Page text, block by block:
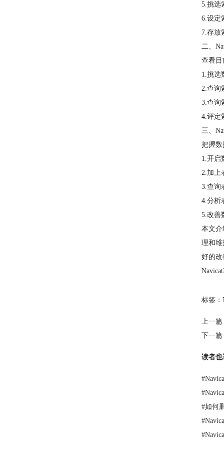
5.挑选
6.设定
7.存放
二、
查看目
1.挑选
2.查询
3.查询
4.评定
三、
把握数
1.开启
2.加上
3.查询
4.分析
5.改善
本文介
理和
好的
标签：
上一
下一篇
读者
#
#
#如何
#
#